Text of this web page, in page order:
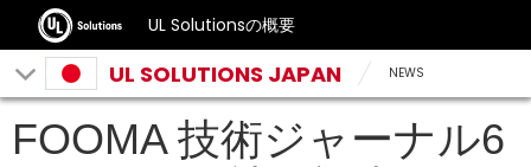
UL Solutionsの概要
UL SOLUTIONS JAPAN NEWS
FOOMA 技術ジャーナル6